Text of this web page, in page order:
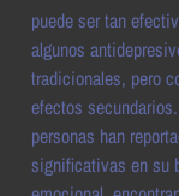
puede ser tan
algunos
tradicionales, pero
efectos
personas han
significativas en su